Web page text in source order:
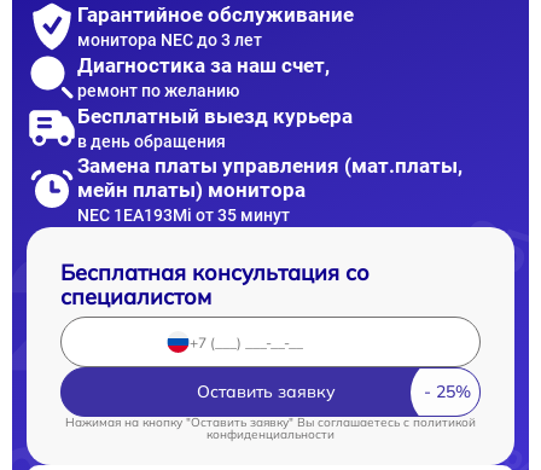
Гарантийное обслуживание
монитора NEC до 3 лет
Диагностика за наш счет,
ремонт по желанию
Бесплатный выезд курьера
в день обращения
Замена платы управления (мат.платы,
мейн платы) монитора
NEC 1EA193Mi от 35 минут
Бесплатная консультация со
специалистом
Оставить заявку
Нажимая на кнопку "Оставить заявку" Вы соглашаетесь cполитикой
конфиденциальности